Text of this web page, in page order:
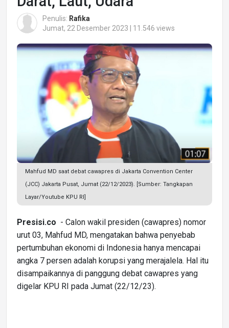
Penulis: Rafika
Jumat, 22 Desember 2023 | 11.546 views
Mahfud MD saat debat cawapres di Jakarta Convention Center
(JCC) Jakarta Pusat, Jumat (22/12/2023). [Sumber: Tangkapan
Layar/Youtube KPU RI]
Presisi.co - Calon wakil presiden (cawapres) nomor
urut 03, Mahfud MD, mengatakan bahwa penyebab
pertumbuhan ekonomi di Indonesia hanya mencapai
angka 7 persen adalah korupsi yang merajalela. Hal itu
disampaikannya di panggung debat cawapres yang
digelar KPU RI pada Jumat (22/12/23).